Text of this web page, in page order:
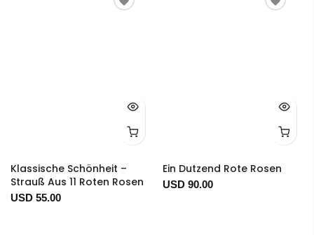
Klassische Schönheit –
Strauß Aus 11 Roten Rosen
USD 55.00
Ein Dutzend Rote Rosen
USD 90.00